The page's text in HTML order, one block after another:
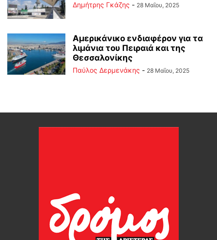
Δημήτρης Γκάζης - 28 Μαΐου, 2025
Αμερικάνικο ενδιαφέρον για τα
λιμάνια του Πειραιά και της
Θεσσαλονίκης
Παύλος Δερμενάκης - 28 Μαΐου, 2025